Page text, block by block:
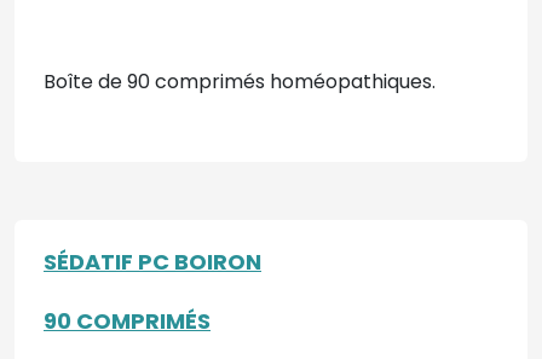
Boîte de 90 comprimés homéopathiques.
SÉDATIF PC BOIRON
90 COMPRIMÉS